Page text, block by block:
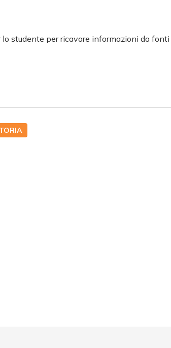
studente per ricavare informazioni da fonti